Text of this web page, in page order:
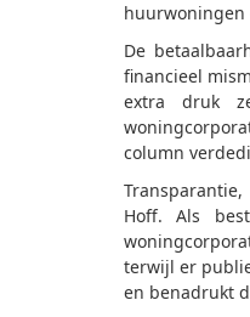
huurwoningen
De
financieel
extra druk
column
Hoff. Als
terwijl er
en benadrukt